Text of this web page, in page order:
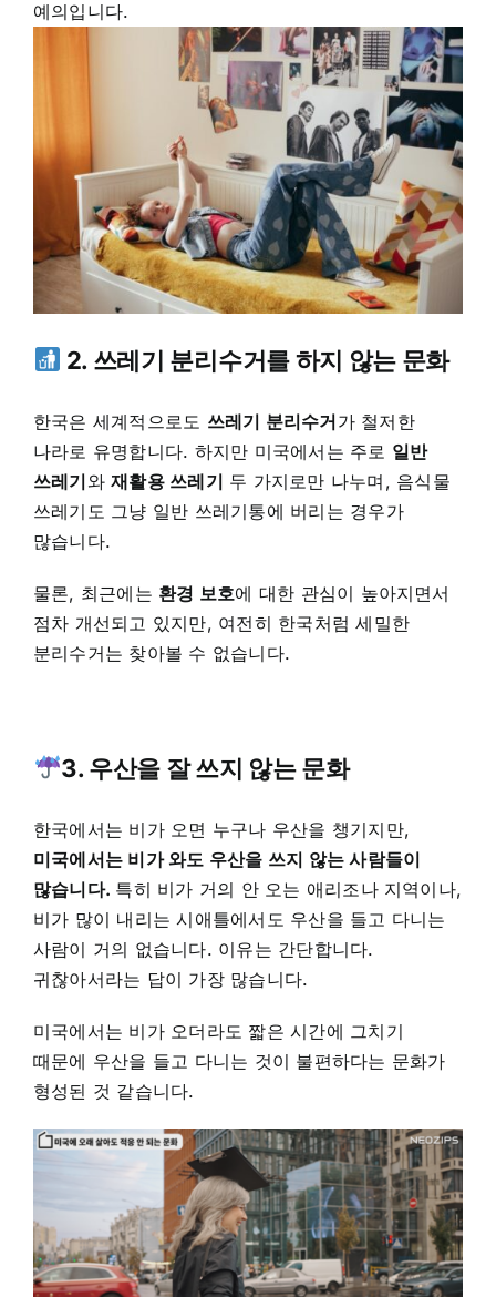
예의입니다.
2. 쓰레기 분리수거를 하지 않는 문화
한국은 세계적으로도 쓰레기 분리수거 가 철저한
나라로 유명합니다. 하지만 미국에서는 주로 일반
쓰레기 와재활용 쓰레기 두 가지로만 나누며, 음식물
쓰레기도 그냥 일반 쓰레기통에 버리는 경우가
많습니다.
물론, 최근에는 환경 보호에 대한 관심이 높아지면서
점차 개선되고 있지만, 여전히 한국처럼 세밀한
분리수거는 찾아볼 수 없습니다.
3. 우산을 잘 쓰지 않는 문화
한국에서는 비가 오면 누구나 우산을 챙기지만,
미국에서는 비가 와도 우산을 쓰지 않는 사람들이
많습니다. 특히 비가 거의 안 오는 애리조나 지역이나,
비가 많이 내리는 시애틀에서도 우산을 들고 다니는
사람이 거의 없습니다. 이유는 간단합니다.
귀찮아서라는 답이 가장 많습니다.
미국에서는 비가 오더라도 짧은 시간에 그치기
때문에 우산을 들고 다니는 것이 불편하다는 문화가
형성된 것 같습니다.